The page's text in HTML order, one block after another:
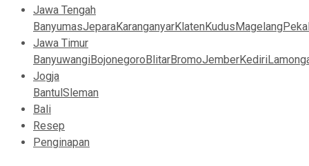
Jawa Tengah
BanyumasJeparaKaranganyarKlatenKudusMagelang
Jawa Timur
BanyuwangiBojonegoroBlitarBromoJemberKediri
Jogja
BantulSleman
Bali
Resep
Penginapan